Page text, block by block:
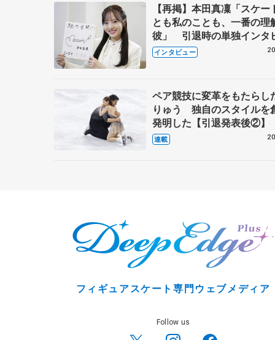
【再掲】本田真凜「スケー
とも私のことも、一番の理
彼」 引退時の単独インタ
で語った競技人生や家族、
これからの夢…
インタビュー
ペア競技に変革をもたらし
りゅう 独自のスタイルを
発明した【引退発表後②】
連載
フィギュアスケート専門ウェブメディア
Follow us